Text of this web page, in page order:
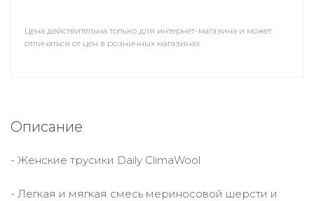
Цена действительна только для интернет-магазина и может
отличаться от цен в розничных магазинах
Описание
- Женские трусики Daily ClimaWool
- Легкая и мягкая смесь мериносовой шерсти и